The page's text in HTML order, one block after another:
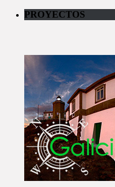
PROYECTOS